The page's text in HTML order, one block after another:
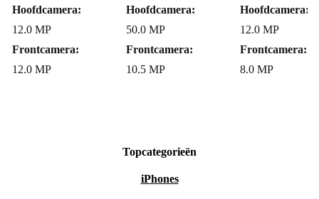
Hoofdcamera:
12.0 MP
Frontcamera:
12.0 MP
Hoofdcamera:
50.0 MP
Frontcamera:
10.5 MP
Hoofdcamera:
12.0 MP
Frontcamera:
8.0 MP
Topcategorieën
iPhones